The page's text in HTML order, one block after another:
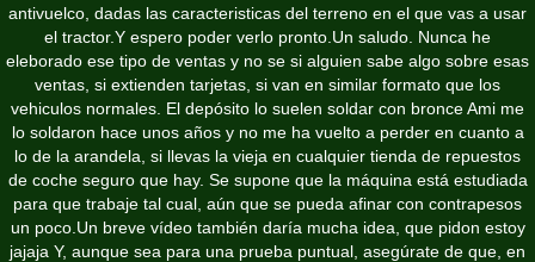
antivuelco, dadas las caracteristicas del terreno en el que vas a usar
el tractor.Y espero poder verlo pronto.Un saludo. Nunca he
eleborado ese tipo de ventas y no se si alguien sabe algo sobre esas
ventas, si extienden tarjetas, si van en similar formato que los
vehiculos normales. El depósito lo suelen soldar con bronce Ami me
lo soldaron hace unos años y no me ha vuelto a perder en cuanto a
lo de la arandela, si llevas la vieja en cualquier tienda de repuestos
de coche seguro que hay. Se supone que la máquina está estudiada
para que trabaje tal cual, aún que se pueda afinar con contrapesos
un poco.Un breve vídeo también daría mucha idea, que pidon estoy
jajaja Y, aunque sea para una prueba puntual, asegúrate de que, en